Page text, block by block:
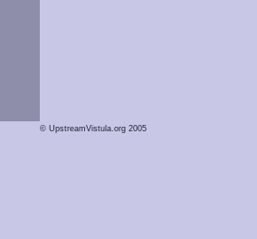
© UpstreamVistula.org 2005